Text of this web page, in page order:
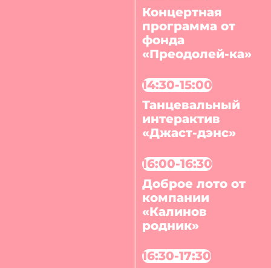
Концертная
программа от
фонда
«Преодолей-ка»
14:30-15:00
Танцевальный
интерактив
«Джаст-дэнс»
16:00-16:30
Доброе лото от
компании
«Калинов
родник»
16:30-17:30